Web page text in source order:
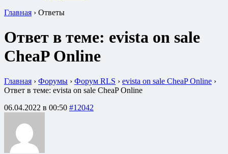
Главная › Ответы
Ответ в теме: evista on sale
CheaP Online
Главная › Форумы › Форум RLS › evista on sale CheaP Online ›
Ответ в теме: evista on sale CheaP Online
06.04.2022 в 00:50 #12042